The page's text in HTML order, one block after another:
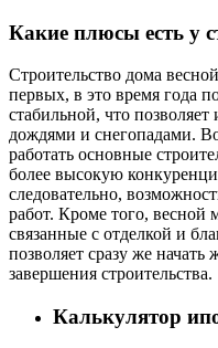
Какие плюсы есть у
Строительство дома
первых, в это время года
стабильной, что
дождями и снегопадами.
работать основные
более высокую
следовательно,
работ. Кроме того,
связанные с отделкой и
позволяет сразу же
завершения строительства.
Калькулятор